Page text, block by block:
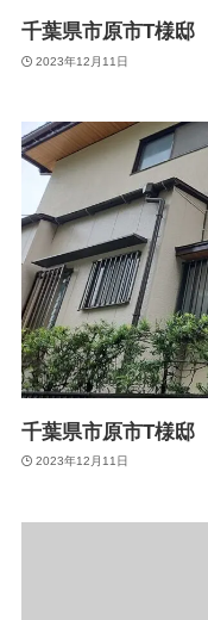
千葉県市原市T様
2023年12月11日
千葉県市原市T様
2023年12月11日